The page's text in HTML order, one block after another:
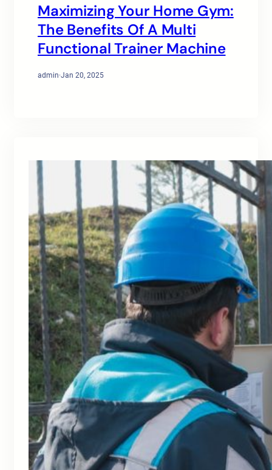
Maximizing Your Home Gym:
The Benefits Of A Multi
Functional Trainer Machine
admin·Jan 20, 2025